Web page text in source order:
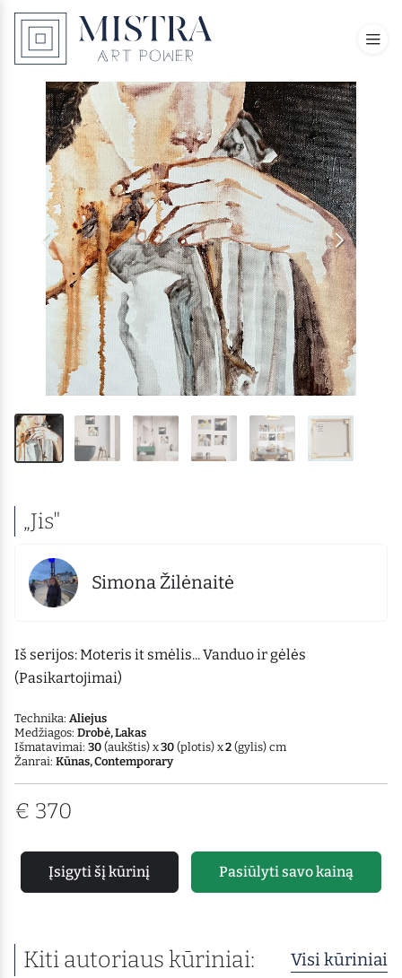
„Jis"
Simona Žilėnaitė
Iš serijos: Moteris it smėlis... Vanduo ir gėlės
(Pasikartojimai)
Technika: Aliejus
Medžiagos: Drobė, Lakas
Išmatavimai: 30 (aukštis) x30 (plotis) x2 (gylis) cm
Žanrai: Kūnas, Contemporary
€ 370
Įsigyti šį kūrinį Pasiūlyti savo kainą
Kiti autoriaus kūriniai: Visi kūriniai